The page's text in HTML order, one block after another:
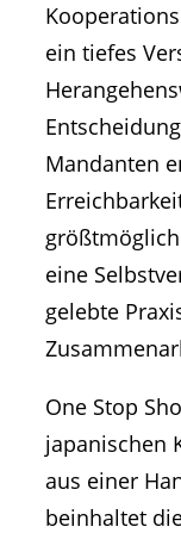
ein tiefes
Mandanten
eine
gelebte
One Stop
japanischen
aus einer
beinhaltet